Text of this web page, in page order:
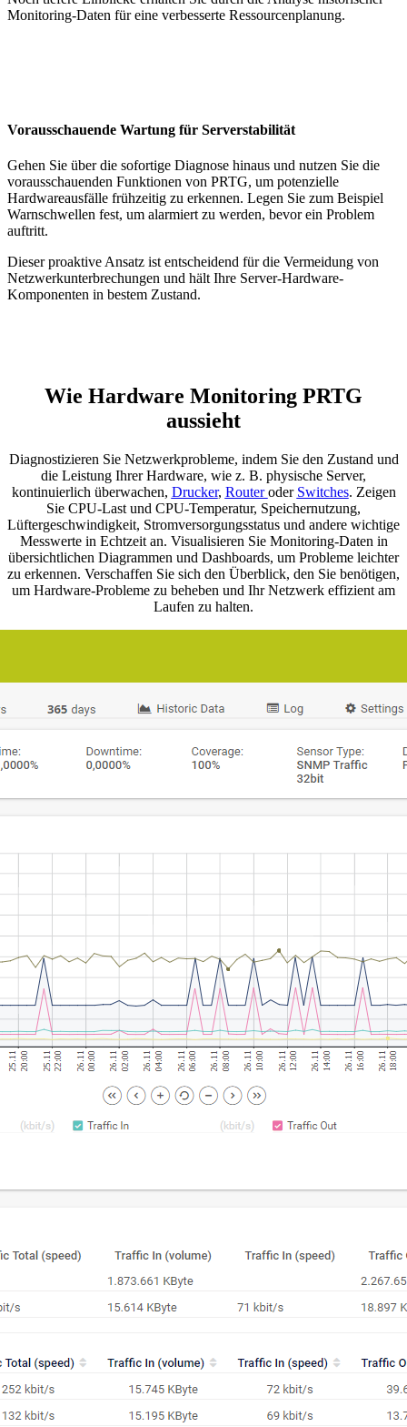
Monitoring-Daten für eine verbesserte Ressourcenplanung.
Vorausschauende Wartung für Serverstabilität
Gehen Sie über die sofortige Diagnose hinaus und nutzen Sie die
vorausschauenden Funktionen von PRTG, um potenzielle
Hardwareausfälle frühzeitig zu erkennen. Legen Sie zum Beispiel
Warnschwellen fest, um alarmiert zu werden, bevor ein Problem
auftritt.
Dieser proaktive Ansatz ist entscheidend für die Vermeidung von
Netzwerkunterbrechungen und hält Ihre Server-Hardware-
Komponenten in bestem Zustand.
Wie Hardware Monitoring PRTG
aussieht
Diagnostizieren Sie Netzwerkprobleme, indem Sie den Zustand und
die Leistung Ihrer Hardware, wie z. B. physische Server,
kontinuierlich überwachen, Drucker, Routeroder Switches. Zeigen
Sie CPU-Last und CPU-Temperatur, Speichernutzung,
Lüftergeschwindigkeit, Stromversorgungsstatus und andere wichtige
Messwerte in Echtzeit an. Visualisieren Sie Monitoring-Daten in
übersichtlichen Diagrammen und Dashboards, um Probleme leichter
zu erkennen. Verschaffen Sie sich den Überblick, den Sie benötigen,
um Hardware-Probleme zu beheben und Ihr Netzwerk effizient am
Laufen zu halten.